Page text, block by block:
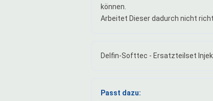
können.
Arbeitet Dieser dadurch nicht
Delfin-Softtec - Ersatzteilset
Passt dazu: